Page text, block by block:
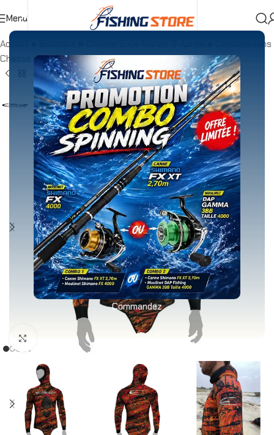
Commandez
Menu
Accueil
Combinaisons
Chasse sous marine»Veste Red Fusion YAM039 7mm